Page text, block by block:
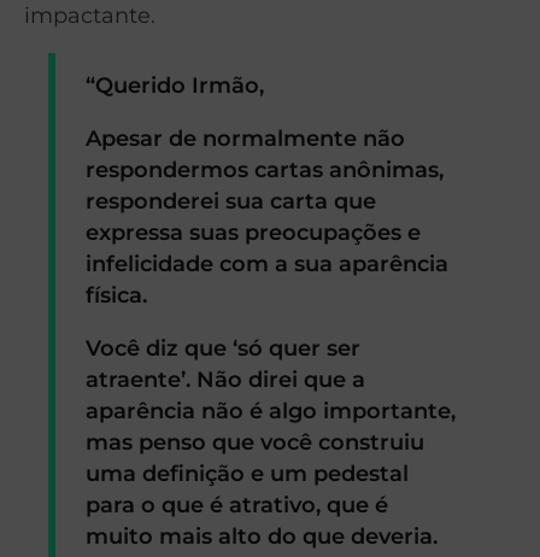
impactante.
“Querido Irmão,
Apesar de normalmente não
respondermos cartas anônimas,
responderei sua carta que
expressa suas preocupações e
infelicidade com a sua aparência
física.
Você diz que ‘só quer ser
atraente’. Não direi que a
aparência não é algo importante,
mas penso que você construiu
uma definição e um pedestal
para o que é atrativo, que é
muito mais alto do que deveria.